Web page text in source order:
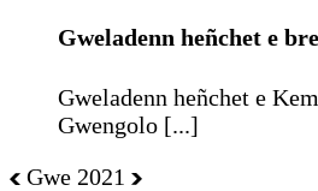
Gweladenn heñchet e
Gweladenn heñchet e
Gwengolo [...]
Gwe 2021